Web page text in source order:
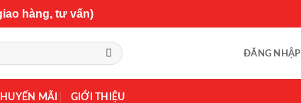
hàng, tư vấn)
ĐĂNG NHẬP
MÃI GIỚI THIỆU